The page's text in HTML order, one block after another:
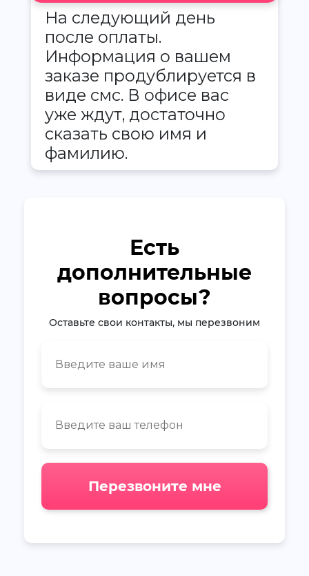
На следующий день
после оплаты.
Информация о вашем
заказе продублируется в
виде смс. В офисе вас
уже ждут, достаточно
сказать свою имя и
фамилию.
Есть
дополнительные
вопросы?
Оставьте свои контакты, мы перезвоним
Перезвоните мне